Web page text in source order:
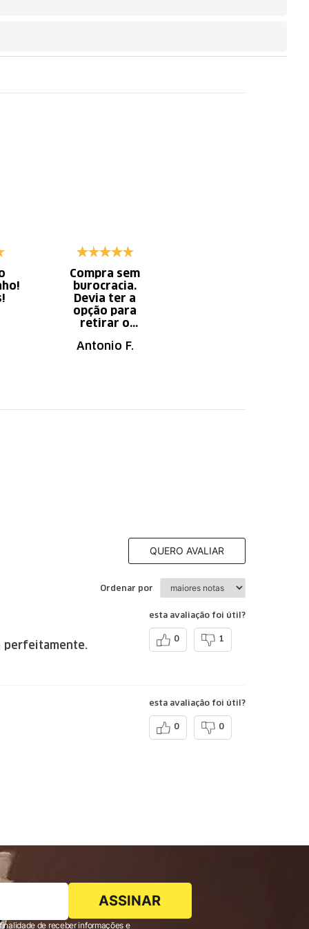
Compra sem
burocracia.
Devia ter a
opção para
retirar o
autorizada da
Antonio F.
QUERO AVALIAR
Ordenar por
perfeitamente.
esta avaliação foi útil?
0 1
esta avaliação foi útil?
0 0
ASSINAR
de receber informações e